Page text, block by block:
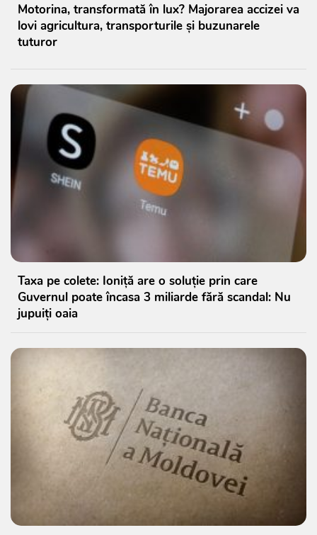
Motorina, transformată în lux? Majorarea accizei va
lovi agricultura, transporturile și buzunarele
tuturor
Taxa pe colete: Ioniță are o soluție prin care
Guvernul poate încasa 3 miliarde fără scandal: Nu
jupuiți oaia